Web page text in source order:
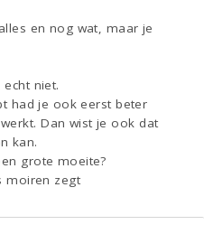
en nog wat, maar je
niet.
had je ook eerst beter
Dan wist je ook dat
kan.
grote moeite?
moiren zegt